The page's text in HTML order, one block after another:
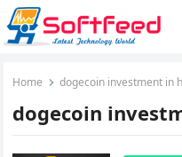
Home dogecoin investment in
dogecoin